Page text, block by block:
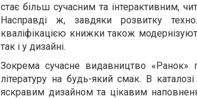
стає більш сучасним та інтерактивним,
Насправді ж, завдяки розвитку
кваліфікацією книжки також
так і у дизайні.
Зокрема сучасне видавництво «Ранок»
літературу на будь-який смак. В
яскравим дизайном та цікавим